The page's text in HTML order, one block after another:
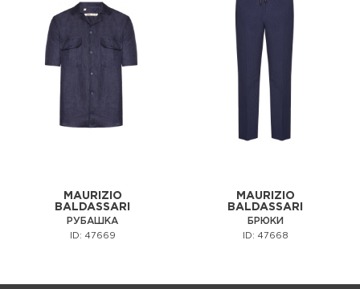
MAURIZIO
BALDASSARI
РУБАШКА
ID: 47669
MAURIZIO
BALDASSARI
БРЮКИ
ID: 47668